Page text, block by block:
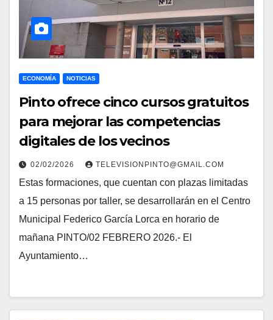
ECONOMÍA NOTICIAS
Pinto ofrece cinco cursos gratuitos
para mejorar las competencias
digitales de los vecinos
02/02/2026 TELEVISIONPINTO@GMAIL.COM
Estas formaciones, que cuentan con plazas limitadas
a 15 personas por taller, se desarrollarán en el Centro
Municipal Federico García Lorca en horario de
mañana PINTO/02 FEBRERO 2026.- El
Ayuntamiento…